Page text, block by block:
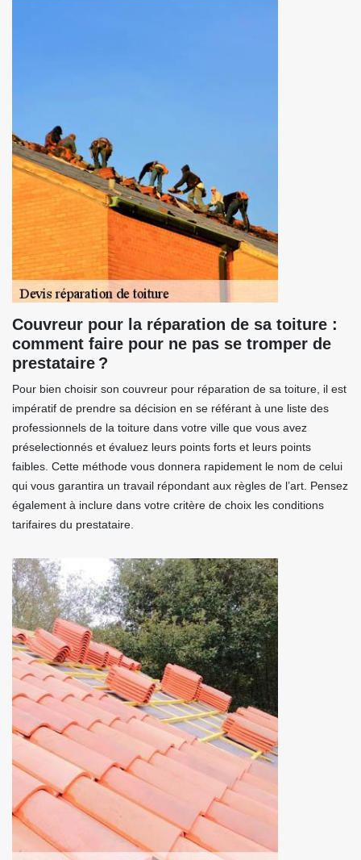
Couvreur pour la réparation de sa toiture :
comment faire pour ne pas se tromper de
prestataire ?
Pour bien choisir son couvreur pour réparation de sa toiture, il est
impératif de prendre sa décision en se référant à une liste des
professionnels de la toiture dans votre ville que vous avez
préselectionnés et évaluez leurs points forts et leurs points
faibles. Cette méthode vous donnera rapidement le nom de celui
qui vous garantira un travail répondant aux règles de l’art. Pensez
également à inclure dans votre critère de choix les conditions
tarifaires du prestataire.